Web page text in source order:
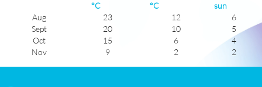
°C
°C
sun
Aug
23 12
6
Sept
20 10
5
Oct
15 6
4
Nov
9 2
2